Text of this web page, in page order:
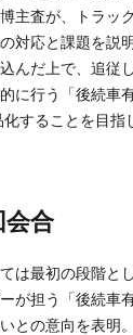
主査が、トラッ
対応と課題を説
んだ上で、追従
に行う「後続車
することを目指
会合
は最初の段階と
が担う「後続車
との意向を表明。